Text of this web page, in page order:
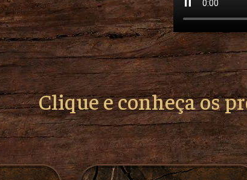
Clique e conheça os